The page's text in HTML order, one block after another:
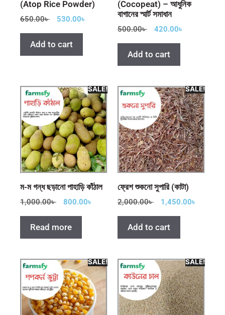
(Atop Rice Powder)
650.00৳ 530.00৳
Add to cart
(Cocopeat) – আধুনিক
বাগানের স্মার্ট সমাধান
500.00৳ 420.00৳
Add to cart
SALE!
ম-ম গন্ধ ছড়ানো পাহাড়ি কাঁঠাল
1,000.00৳ 800.00৳
Read more
SALE!
ফ্রেশ শুকনো সুপারি (কাটা)
2,000.00৳ 1,450.00৳
Add to cart
SALE! SALE!